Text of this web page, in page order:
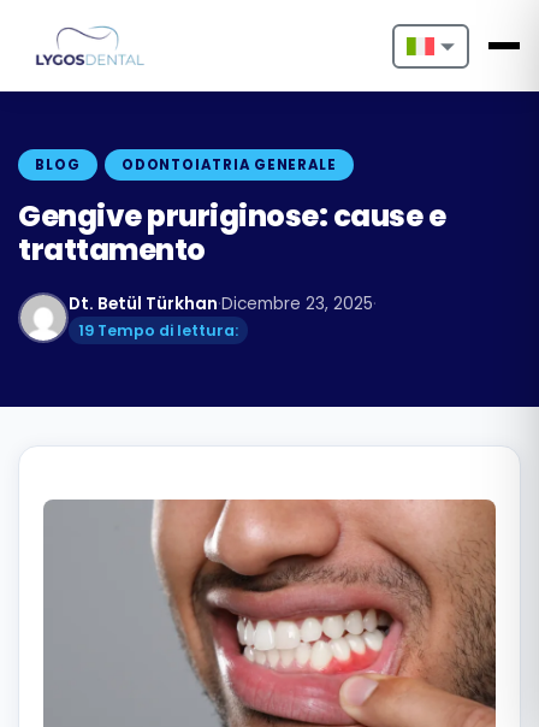
Nederlands
Български
Română
Русский
BLOG ODONTOIATRIA GENERALE
Gengive pruriginose: cause e
trattamento
Dt. Betül Türkhan·Dicembre 23, 2025·
19 Tempo di lettura: